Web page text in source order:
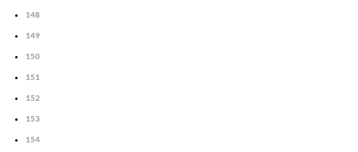
148
149
150
151
152
153
154